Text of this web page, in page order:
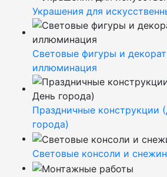
Украшения для
Световые фигуры и
иллюминация
Праздничные конструкции
города)
Световые консоли и